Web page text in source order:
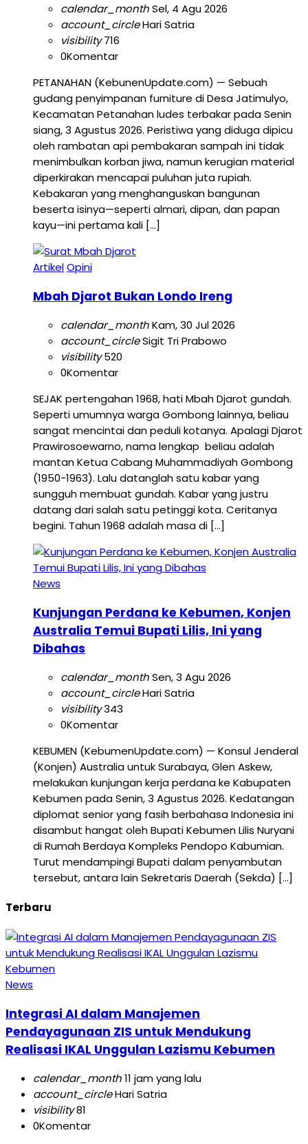
calendar_monthSel, 4 Agu 2026
account_circleHari Satria
visibility716
0Komentar
PETANAHAN (KebunenUpdate.com) — Sebuah
gudang penyimpanan furniture di Desa Jatimulyo,
Kecamatan Petanahan ludes terbakar pada Senin
siang, 3 Agustus 2026. Peristiwa yang diduga dipicu
oleh rambatan api pembakaran sampah ini tidak
menimbulkan korban jiwa, namun kerugian material
diperkirakan mencapai puluhan juta rupiah.
Kebakaran yang menghanguskan bangunan
beserta isinya—seperti almari, dipan, dan papan
kayu—ini pertama kali […]
ArtikelOpini
Mbah Djarot Bukan Londo Ireng
calendar_monthKam, 30 Jul 2026
account_circleSigit Tri Prabowo
visibility520
0Komentar
SEJAK pertengahan 1968, hati Mbah Djarot gundah.
Seperti umumnya warga Gombong lainnya, beliau
sangat mencintai dan peduli kotanya. Apalagi Djarot
Prawirosoewarno, nama lengkap beliau adalah
mantan Ketua Cabang Muhammadiyah Gombong
(1950-1963). Lalu datanglah satu kabar yang
sungguh membuat gundah. Kabar yang justru
datang dari salah satu petinggi kota. Ceritanya
begini. Tahun 1968 adalah masa di […]
News
Kunjungan Perdana ke Kebumen, Konjen
Australia Temui Bupati Lilis, Ini yang
Dibahas
calendar_monthSen, 3 Agu 2026
account_circleHari Satria
visibility343
0Komentar
KEBUMEN (KebumenUpdate.com) — Konsul Jenderal
(Konjen) Australia untuk Surabaya, Glen Askew,
melakukan kunjungan kerja perdana ke Kabupaten
Kebumen pada Senin, 3 Agustus 2026. Kedatangan
diplomat senior yang fasih berbahasa Indonesia ini
disambut hangat oleh Bupati Kebumen Lilis Nuryani
di Rumah Berdaya Kompleks Pendopo Kabumian.
Turut mendampingi Bupati dalam penyambutan
tersebut, antara lain Sekretaris Daerah (Sekda) […]
Terbaru
News
Integrasi AI dalam Manajemen
Pendayagunaan ZIS untuk Mendukung
Realisasi IKAL Unggulan Lazismu Kebumen
calendar_month11 jam yang lalu
account_circleHari Satria
visibility81
0Komentar